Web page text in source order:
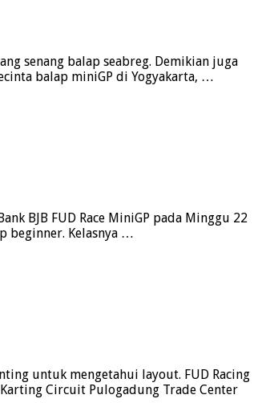
senang balap seabreg. Demikian juga
balap miniGP di Yogyakarta, …
BJB FUD Race MiniGP pada Minggu 22
beginner. Kelasnya …
untuk mengetahui layout. FUD Racing
Circuit Pulogadung Trade Center